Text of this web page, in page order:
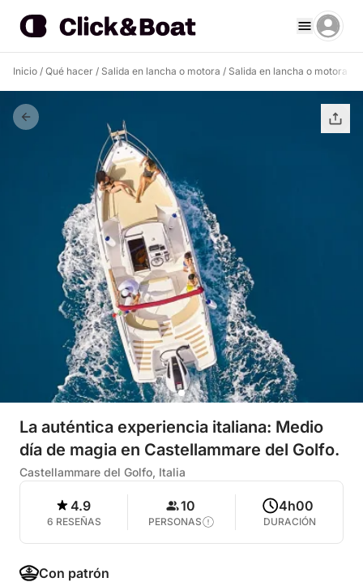
Inicio / Qué hacer / Salida en lancha o motora / Salida en lancha o motora
La auténtica experiencia italiana: Medio
día de magia en Castellammare del Golfo.
Castellammare del Golfo, Italia
4.9
6 RESEÑAS
10
PERSONAS
4h00
DURACIÓN
Con patrón